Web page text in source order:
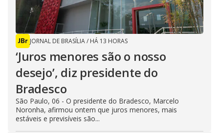
JORNAL DE BRASÍLIA/ HÁ 13 HORAS
‘Juros menores são o nosso
desejo’, diz presidente do
Bradesco
São Paulo, 06 - O presidente do Bradesco, Marcelo
Noronha, afirmou ontem que juros menores, mais
estáveis e previsíveis são...